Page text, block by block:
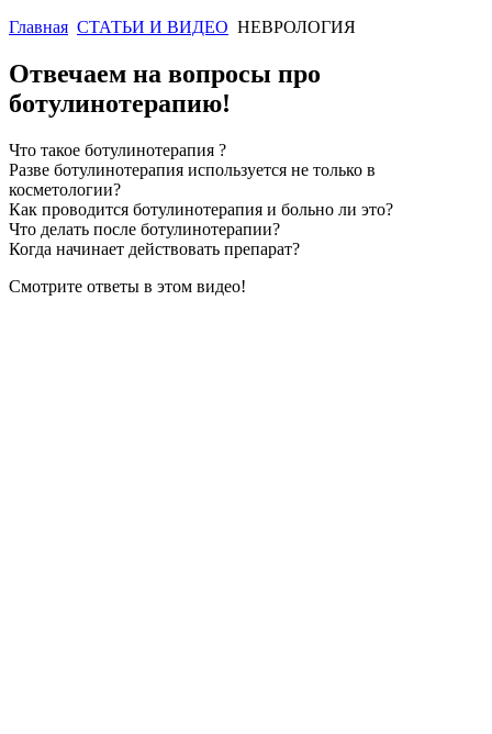
Главная СТАТЬИ И ВИДЕО НЕВРОЛОГИЯ
Отвечаем на вопросы про
ботулинотерапию!
Что такое ботулинотерапия ?
Разве ботулинотерапия используется не только в
косметологии?
Как проводится ботулинотерапия и больно ли это?
Что делать после ботулинотерапии?
Когда начинает действовать препарат?
Смотрите ответы в этом видео!